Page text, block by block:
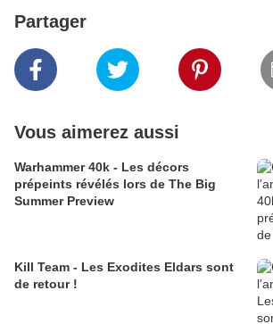
Partager
Vous aimerez aussi
Warhammer 40k - Les décors
prépeints révélés lors de The Big
Summer Preview
Kill Team - Les Exodites Eldars sont
de retour !